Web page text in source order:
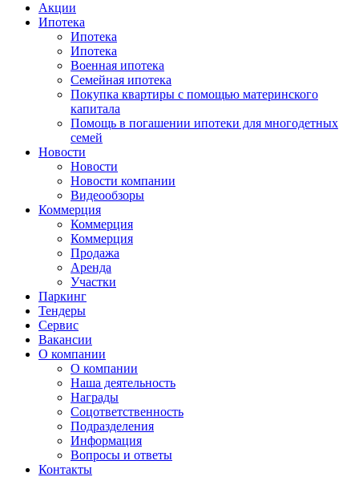
Акции
Ипотека
Ипотека
Ипотека
Военная ипотека
Семейная ипотека
Покупка квартиры с помощью материнского
капитала
Помощь в погашении ипотеки для многодетных
семей
Новости
Новости
Новости компании
Видеообзоры
Коммерция
Коммерция
Коммерция
Продажа
Аренда
Участки
Паркинг
Тендеры
Сервис
Вакансии
О компании
О компании
Наша деятельность
Награды
Соцответственность
Подразделения
Информация
Вопросы и ответы
Контакты